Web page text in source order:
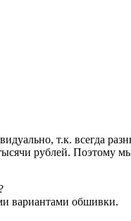
т.к. всегда
рублей. Поэтому
вариантами обшивки.